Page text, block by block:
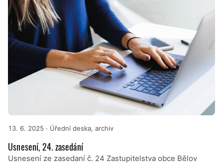
13. 6. 2025 · Úřední deska, archiv
Usnesení, 24. zasedání
Usnesení ze zasedaní č. 24 Zastupitelstva obce Bělov